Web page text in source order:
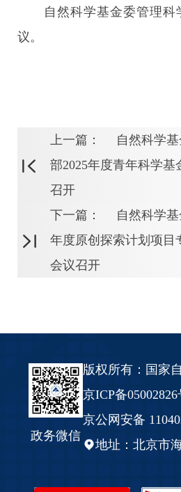
自然科学基金委管理科
议。
上一篇：
自然科学
部2025年度青年科学
召开
下一篇：
自然科学
年度原创探索计划项目
会议召开
政务微信
版权所有：国家
京ICP备05002826
京公网安备
地址：北京市